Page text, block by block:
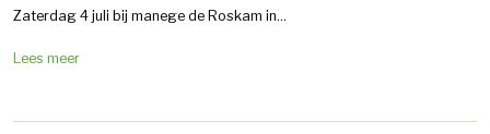
Zaterdag 4 juli bij manege de Roskam in...
Lees meer